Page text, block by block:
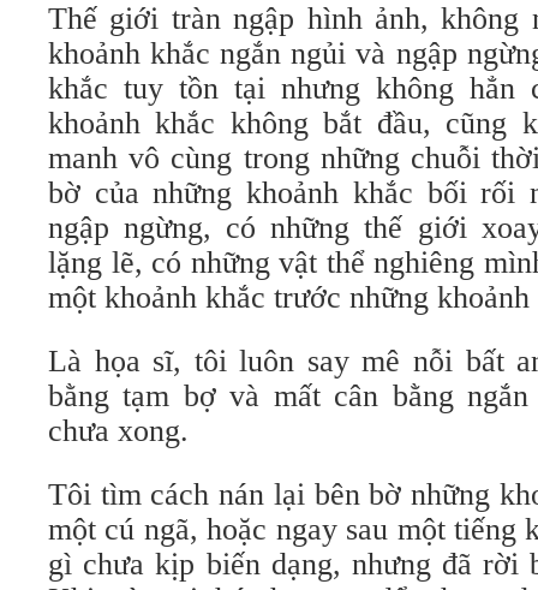
Thế giới tràn ngập hình ảnh, không
khoảnh khắc ngắn ngủi và ngập
khắc tuy tồn tại nhưng không hẳn
khoảnh khắc không bắt đầu, cũng
manh vô cùng trong những chuỗi
bờ của những khoảnh khắc bối rối
ngập ngừng, có những thế giới
lặng lẽ, có những vật thể nghiêng
một khoảnh khắc trước những khoảnh
Là họa sĩ, tôi luôn say mê nỗi bất
bằng tạm bợ và mất cân bằng
chưa xong.
Tôi tìm cách nán lại bên bờ những
một cú ngã, hoặc ngay sau một tiếng
gì chưa kịp biến dạng, nhưng đã rời